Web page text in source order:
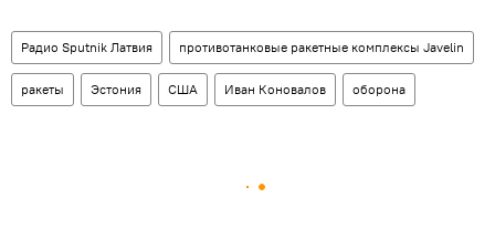
Радио Sputnik Латвия противотанковые ракетные комплексы Javelin
ракеты Эстония США Иван Коновалов оборона